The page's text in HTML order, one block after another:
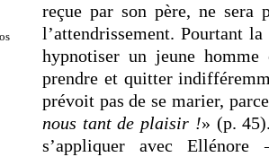
reçue par son père, ne sera
l’attendrissement. Pourtant
hypnotiser un jeune homme
prendre et quitter
prévoit pas de se marier,
nous tant de plaisir !» (p.
s’appliquer avec